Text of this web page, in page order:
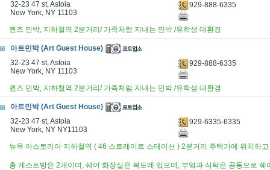
32-23 47 st, Astoia
New York, NY 11103
929-888-6335
퀸즈 민박, 지하철역 2분거리/ 가족처럼 지내는 민박 /유학생 대환경
아트민박 (Art Guest House)
32-23 47 st, Astoia
New York, NY 11103
929-888-6335
퀸즈 민박, 지하철역 2분거리/ 가족처럼 지내는 민박 /유학생 대환경
아트민박 (Art Guest House)
32-23 47 st, Astoia
New York, NY NY11103
929-6335-6335
뉴욕 아스토리아 지하철역 ( 46 스트레이트 스테이션 ) 2분거리 주택가에 위치하
총 게스트방은 2개이며, 쉐어 화장실은 복도에 있으며, 부엌과 식탁은 공동으로 쉐